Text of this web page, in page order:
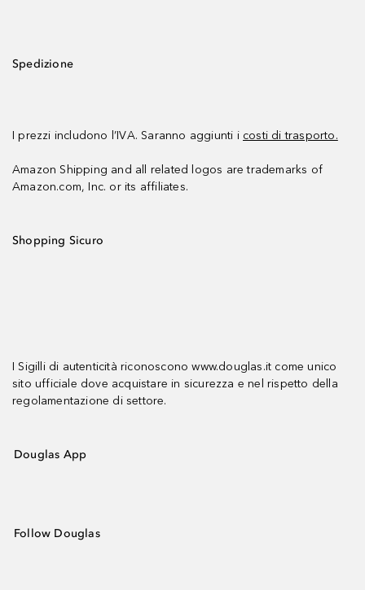
Spedizione
I prezzi includono l’IVA. Saranno aggiunti i costi di trasporto.
Amazon Shipping and all related logos are trademarks of
Amazon.com, Inc. or its affiliates.
Shopping Sicuro
I Sigilli di autenticità riconoscono www.douglas.it come unico
sito ufficiale dove acquistare in sicurezza e nel rispetto della
regolamentazione di settore.
Douglas App
Follow Douglas